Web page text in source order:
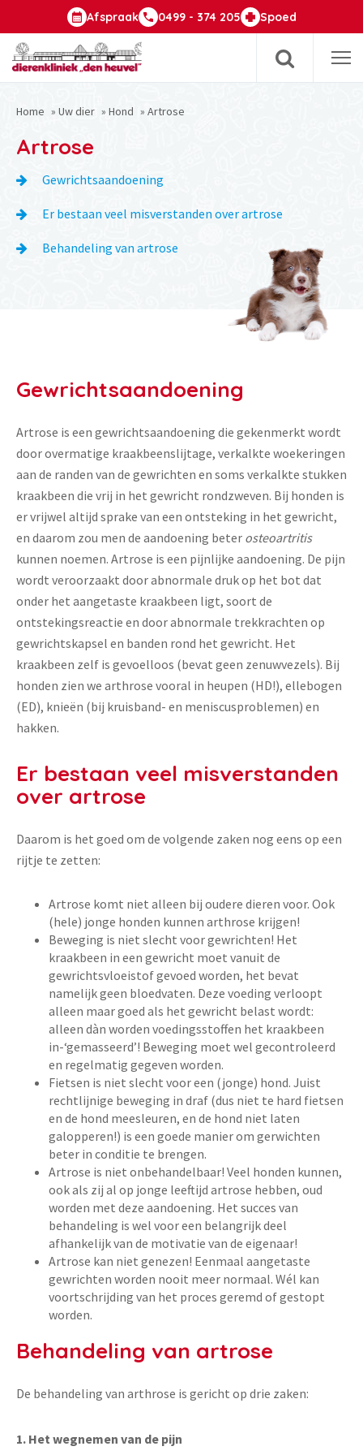
Afspraak 0499 - 374 205 Spoed
Home » Uw dier » Hond » Artrose
Artrose
Gewrichtsaandoening
Er bestaan veel misverstanden over artrose
Behandeling van artrose
Gewrichtsaandoening
Artrose is een gewrichtsaandoening die gekenmerkt wordt
door overmatige kraakbeenslijtage, verkalkte woekeringen
aan de randen van de gewrichten en soms verkalkte stukken
kraakbeen die vrij in het gewricht rondzweven. Bij honden is
er vrijwel altijd sprake van een ontsteking in het gewricht,
en daarom zou men de aandoening beter osteoartritis
kunnen noemen. Artrose is een pijnlijke aandoening. De pijn
wordt veroorzaakt door abnormale druk op het bot dat
onder het aangetaste kraakbeen ligt, soort de
ontstekingsreactie en door abnormale trekkrachten op
gewrichtskapsel en banden rond het gewricht. Het
kraakbeen zelf is gevoelloos (bevat geen zenuwvezels). Bij
honden zien we arthrose vooral in heupen (HD!), ellebogen
(ED), knieën (bij kruisband- en meniscusproblemen) en
hakken.
Er bestaan veel misverstanden
over artrose
Daarom is het goed om de volgende zaken nog eens op een
rijtje te zetten:
Artrose komt niet alleen bij oudere dieren voor. Ook
(hele) jonge honden kunnen arthrose krijgen!
Beweging is niet slecht voor gewrichten! Het
kraakbeen in een gewricht moet vanuit de
gewrichtsvloeistof gevoed worden, het bevat
namelijk geen bloedvaten. Deze voeding verloopt
alleen maar goed als het gewricht belast wordt:
alleen dàn worden voedingsstoffen het kraakbeen
in-‘gemasseerd’! Beweging moet wel gecontroleerd
en regelmatig gegeven worden.
Fietsen is niet slecht voor een (jonge) hond. Juist
rechtlijnige beweging in draf (dus niet te hard fietsen
en de hond meesleuren, en de hond niet laten
galopperen!) is een goede manier om gerwichten
beter in conditie te brengen.
Artrose is niet onbehandelbaar! Veel honden kunnen,
ook als zij al op jonge leeftijd artrose hebben, oud
worden met deze aandoening. Het succes van
behandeling is wel voor een belangrijk deel
afhankelijk van de motivatie van de eigenaar!
Artrose kan niet genezen! Eenmaal aangetaste
gewrichten worden nooit meer normaal. Wél kan
voortschrijding van het proces geremd of gestopt
worden.
Behandeling van artrose
De behandeling van arthrose is gericht op drie zaken:
1. Het wegnemen van de pijn